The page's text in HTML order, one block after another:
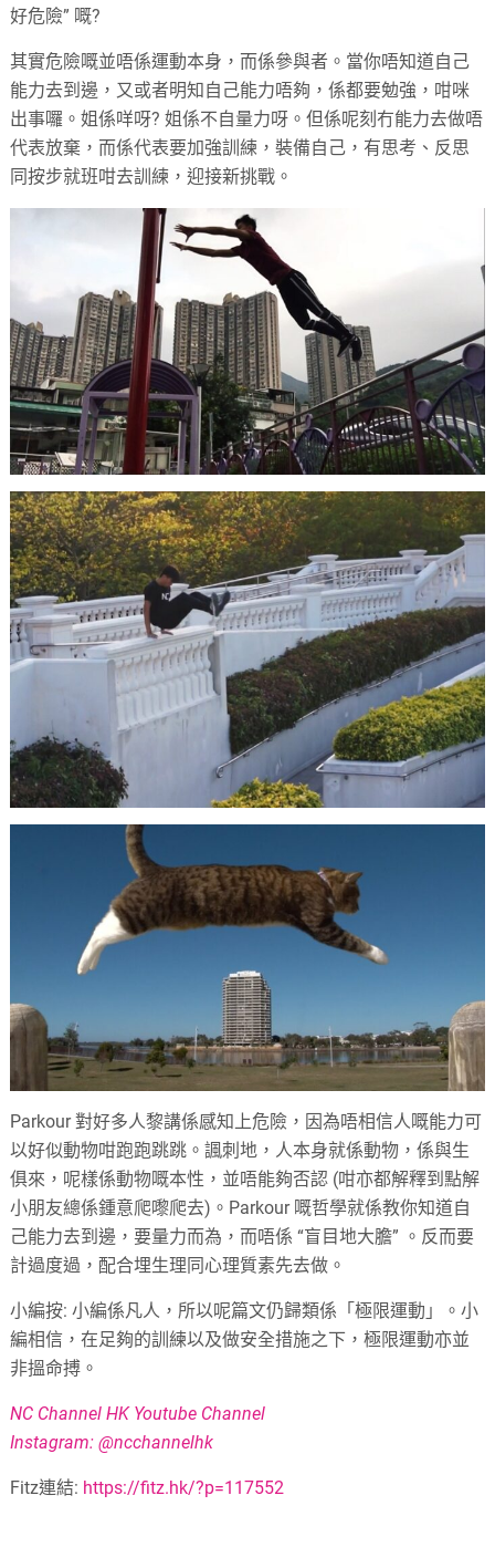
好危險” 嘅?
其實危險嘅並唔係運動本身，而係參與者。當你唔知道自己
能力去到邊，又或者明知自己能力唔夠，係都要勉強，咁咪
出事囉。姐係咩呀? 姐係不自量力呀。但係呢刻冇能力去做唔
代表放棄，而係代表要加強訓練，裝備自己，有思考、反思
同按步就班咁去訓練，迎接新挑戰。
Parkour 對好多人黎講係感知上危險，因為唔相信人嘅能力可
以好似動物咁跑跑跳跳。諷刺地，人本身就係動物，係與生
俱來，呢樣係動物嘅本性，並唔能夠否認 (咁亦都解釋到點解
小朋友總係鍾意爬嚟爬去)。Parkour 嘅哲學就係教你知道自
己能力去到邊，要量力而為，而唔係 “盲目地大膽” 。反而要
計過度過，配合埋生理同心理質素先去做。
小編按: 小編係凡人，所以呢篇文仍歸類係「極限運動」。小
編相信，在足夠的訓練以及做安全措施之下，極限運動亦並
非搵命搏。
NC Channel HK Youtube Channel
Instagram: @ncchannelhk
Fitz連結: https://fitz.hk/?p=117552